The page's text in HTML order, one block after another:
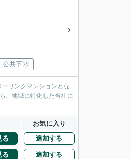
公共下水
リングマンションとな
、地域に特化した当社に
お気に入り
る 追加する
る 追加する